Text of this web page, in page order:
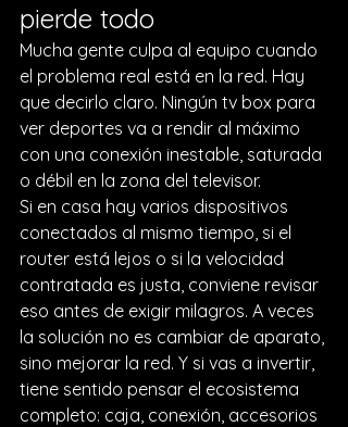
pierde todo
Mucha gente culpa al equipo cuando
el problema real está en la red. Hay
que decirlo claro. Ningún tv box para
ver deportes va a rendir al máximo
con una conexión inestable, saturada
o débil en la zona del televisor.
Si en casa hay varios dispositivos
conectados al mismo tiempo, si el
router está lejos o si la velocidad
contratada es justa, conviene revisar
eso antes de exigir milagros. A veces
la solución no es cambiar de aparato,
sino mejorar la red. Y si vas a invertir,
tiene sentido pensar el ecosistema
completo: caja, conexión, accesorios